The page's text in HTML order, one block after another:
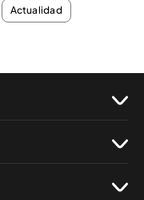
Actualidad